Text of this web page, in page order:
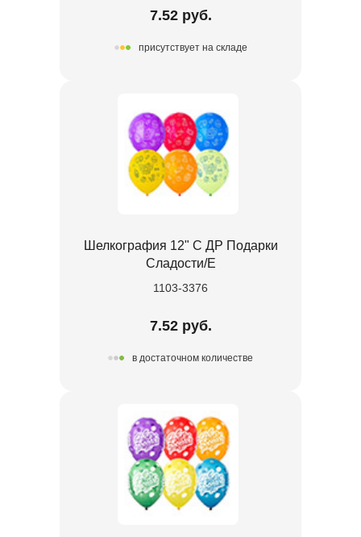
7.52 руб.
присутствует на складе
Шелкография 12" С ДР Подарки
Сладости/Е
1103-3376
7.52 руб.
в достаточном количестве